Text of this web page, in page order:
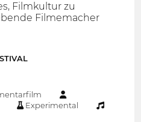
Filmkultur zu
Filmemacher
Experimental